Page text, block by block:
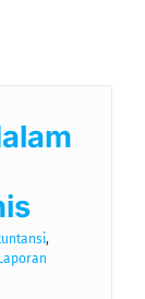
,
Laporan